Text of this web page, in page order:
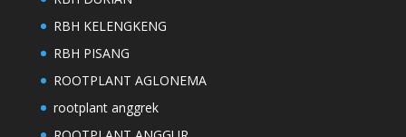
RBH KELENGKENG
RBH PISANG
ROOTPLANT AGLONEMA
rootplant anggrek